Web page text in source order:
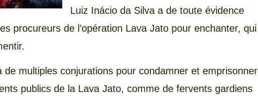
Luiz Inácio da Silva a de toute évidence
procureurs de l’opération Lava Jato pour enchanter, qui
de multiples conjurations pour condamner et emprisonner
publics de la Lava Jato, comme de fervents gardiens